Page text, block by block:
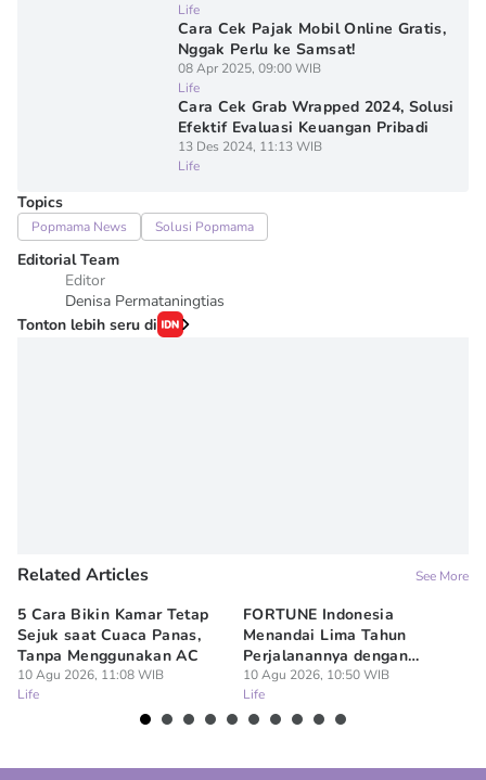
Life
Cara Cek Pajak Mobil Online Gratis,
Nggak Perlu ke Samsat!
08 Apr 2025, 09:00 WIB
Life
Cara Cek Grab Wrapped 2024, Solusi
Efektif Evaluasi Keuangan Pribadi
13 Des 2024, 11:13 WIB
Life
Topics
Popmama News Solusi Popmama
Editorial Team
Editor
Denisa Permataningtias
Tonton lebih seru di
Related Articles See More
5 Cara Bikin Kamar Tetap
Sejuk saat Cuaca Panas,
Tanpa Menggunakan AC
10 Agu 2026, 11:08 WIB
Life
FORTUNE Indonesia
Menandai Lima Tahun
Perjalanannya dengan
Memperkuat Perannya bagi
Ekosistem Bisnis Indonesia
10 Agu 2026, 10:50 WIB
Life